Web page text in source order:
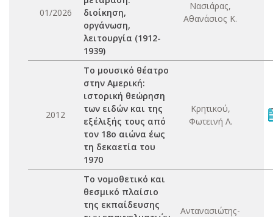
01/2026
διοίκηση,
οργάνωση,
λειτουργία (1912-
1939)
Νασιάρας,
Αθανάσιος Κ.
2012
Το μουσικό θέατρο
στην Αμερική:
ιστορική θεώρηση
των ειδών και της
εξέλιξής τους από
τον 18ο αιώνα έως
τη δεκαετία του
1970
Κρητικού,
Φωτεινή Λ.
Το νομοθετικό και
θεσμικό πλαίσιο
της εκπαίδευσης
Αντανασιώτης-